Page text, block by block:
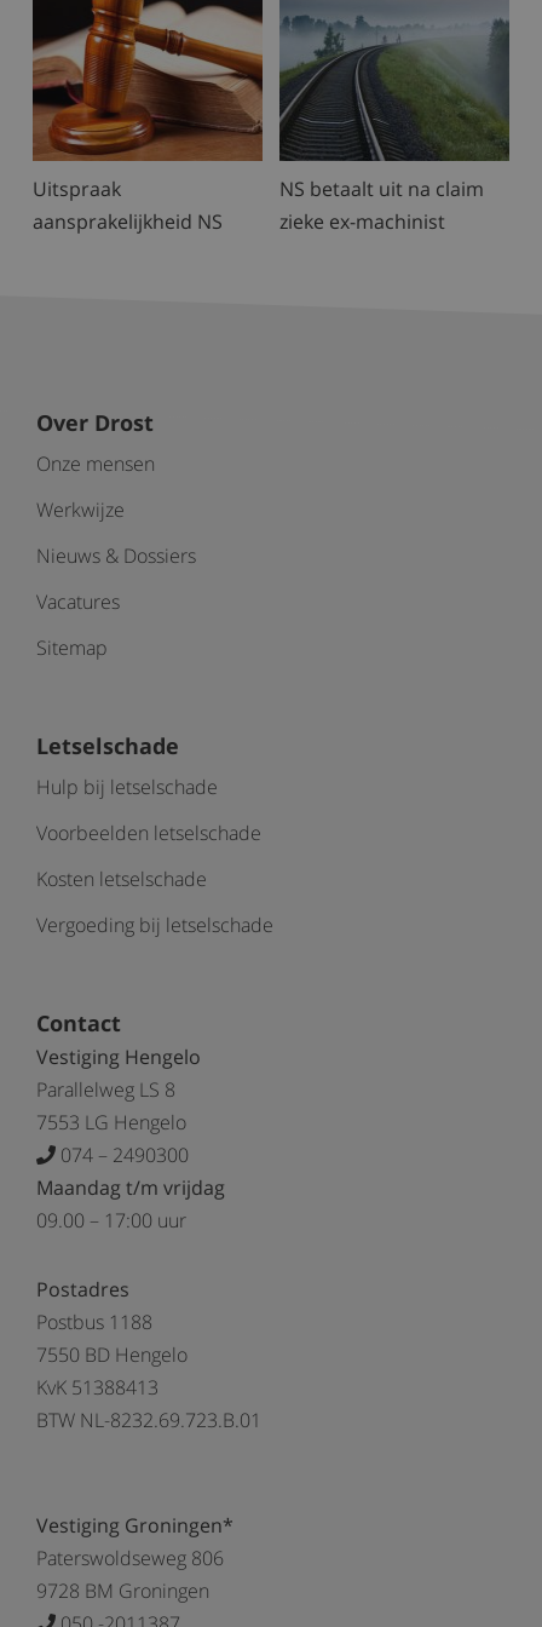
Uitspraak
aansprakelijkheid NS
NS betaalt uit na claim
zieke ex-machinist
Over Drost
Onze mensen
Werkwijze
Nieuws & Dossiers
Vacatures
Sitemap
Letselschade
Hulp bij letselschade
Voorbeelden letselschade
Kosten letselschade
Vergoeding bij letselschade
Contact
Vestiging Hengelo
Parallelweg LS 8
7553 LG Hengelo
074 – 2490300
Maandag t/m vrijdag
09.00 – 17:00 uur
Postadres
Postbus 1188
7550 BD Hengelo
KvK 51388413
BTW NL-8232.69.723.B.01
Vestiging Groningen*
Paterswoldseweg 806
9728 BM Groningen